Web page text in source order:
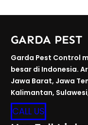
GARDA PEST
Garda Pest Control
besar di Indonesia.
Jawa Barat, Jawa
Kalimantan,
CALL US